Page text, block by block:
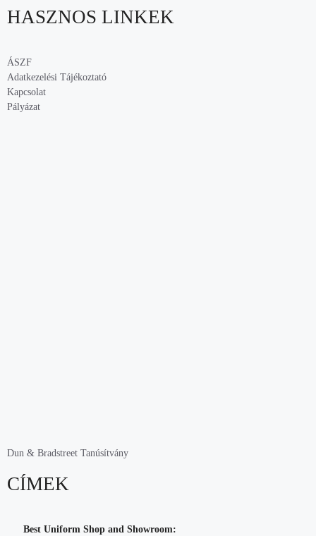
HASZNOS LINKEK
ÁSZF
Adatkezelési Tájékoztató
Kapcsolat
Pályázat
Dun & Bradstreet Tanúsítvány
CÍMEK
Best Uniform Shop and Showroom: